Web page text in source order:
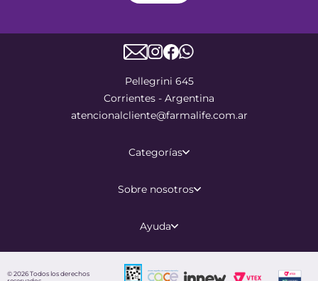
Pellegrini 645
Corrientes - Argentina
atencionalcliente@farmalife.com.ar
Categorías
Sobre nosotros
Ayuda
©2026Todos los derechos